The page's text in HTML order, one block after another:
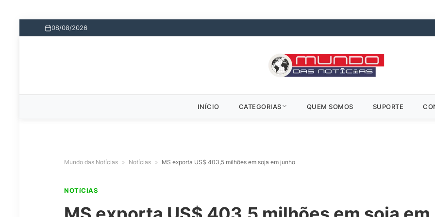
08/08/2026
INÍCIO CATEGORIAS QUEM SOMOS SUPORTE
Mundo das Notícias » Notícias » MS exporta US$ 403,5 milhões em soja em junho
NOTíCIAS